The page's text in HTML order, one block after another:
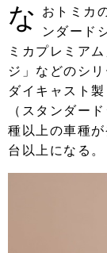
な
おトミカ
ンダード
ミカプレミア
ジ」などのシ
ダイキャスト
（スタンダー
種以上の車種
台以上になる。